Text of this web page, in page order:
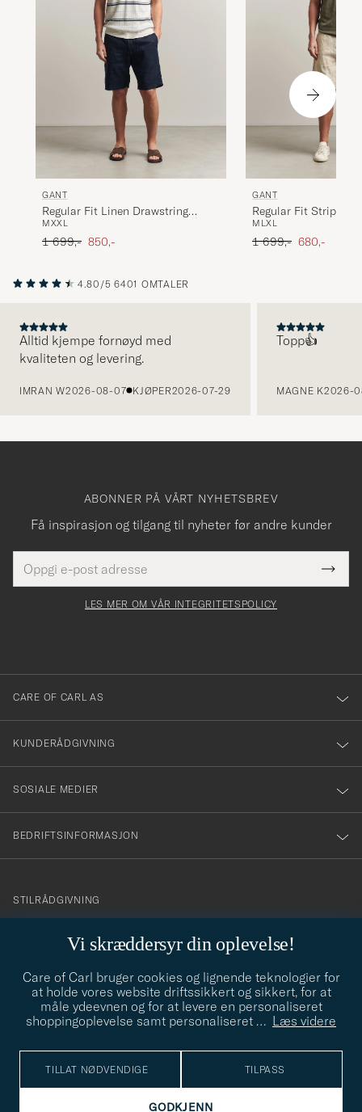
GANT
Regular Fit Linen Drawstring
Shorts Evening Blue
MXXL
Ordinær pris
1 699,- Nedsatt pris
850,-
GANT
Regular Fit Striped
Drawstring Shorts
M LXL
Ordinær pris
1 699,- Nedsatt pris
680,-
4.80/5 6401 OMTALER
Alltid kjempe fornøyd med
kvaliteten og levering.
IMRAN W2026-08-07 KJØPER2026-07-29
Topp👍
MAGNE K2026-
Vi skræddersyr din oplevelse!
Care of Carl bruger cookies og lignende teknologier for
at holde vores website driftssikkert og sikkert, for at
måle ydeevnen og for at levere en personaliseret
shoppingoplevelse samt personaliseret … Læs videre
TILLAT NØDVENDIGE TILPASS
GODKJENN
ABONNER PÅ VÅRT NYHETSBREV
Få inspirasjon og tilgang til nyheter før andre kunder
postadresse
felt
Tack
för
dig
till
vårt
nyhetsbrev!
LES MER OM VÅR INTEGRITETSPOLICY
CARE OF CARL AS
KUNDERÅDGIVNING
SOSIALE MEDIER
BEDRIFTSINFORMASJON
info@careofcarl.no
STILRÅDGIVNING
STILRÅDGIVNING
© Care of Carl 2026